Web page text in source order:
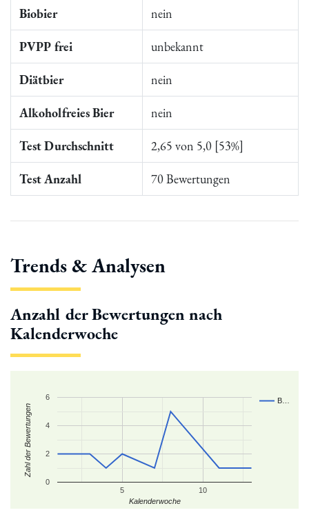
Biobier nein
PVPP frei unbekannt
Diätbier nein
Alkoholfreies Bier nein
Test Durchschnitt 2,65 von 5,0 [53%]
Test Anzahl 70 Bewertungen
Trends & Analysen
Anzahl der Bewertungen nach
Kalenderwoche
B…
5 10
0
2
4
6
Kalenderwoche
Zahl der Bewertungen